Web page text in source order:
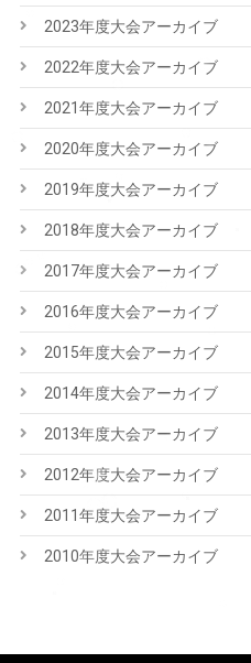
2023年度大会アーカイブ
2022年度大会アーカイブ
2021年度大会アーカイブ
2020年度大会アーカイブ
2019年度大会アーカイブ
2018年度大会アーカイブ
2017年度大会アーカイブ
2016年度大会アーカイブ
2015年度大会アーカイブ
2014年度大会アーカイブ
2013年度大会アーカイブ
2012年度大会アーカイブ
2011年度大会アーカイブ
2010年度大会アーカイブ